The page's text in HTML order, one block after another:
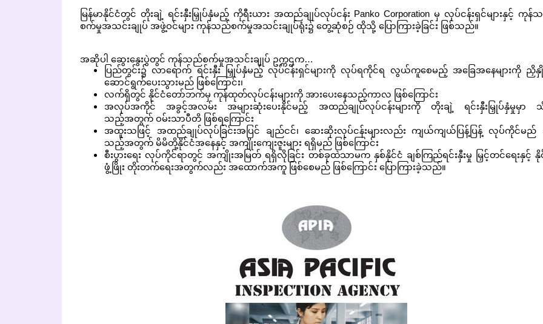
မြန်မာနိုင်ငံတွင် တိုးချဲ့ ရင်းနှီးမြှုပ်နှံမည့် ကိုရီးယား အထည်ချုပ်လုပ်ငန်း Panko Corporation မှ လုပ်ငန်းရှင်များနှင့် ကုန်
စက်မှုအသင်းချုပ် အဖွဲ့ဝင်များ ကုန်သည်စက်မှုအသင်းချုပ်ရုံး၌ တွေ့ဆုံစဉ် ထိုသို့ ပြောကြားခဲ့ခြင်း ဖြစ်သည်။
အဆိုပါ ဆွေးနွေးပွဲတွင် ကုန်သည်စက်မှုအသင်းချုပ် ဥက္ကဌက…
ပြည်တွင်း၌ လာရောက် ရင်းနှီး မြှုပ်နှံမည့် လုပ်ငန်းရှင်များကို လုပ်ရကိုင်ရ လွယ်ကူစေမည့် အခြေအနေများကို ညှိနှို
ဆောင်ရွက်ပေးသွားမည် ဖြစ်ကြောင်း၊
လက်ရှိတွင် နိုင်ငံတော်ဘက်မှ ကုန်ထုတ်လုပ်ငန်းများကို အားပေးနေသည့်ကာလ ဖြစ်ကြောင်း
အလုပ်အကိုင် အခွင့်အလမ်း အများဆုံးပေးနိုင်မည့် အထည်ချုပ်လုပ်ငန်းများကို တိုးချဲ့ ရင်းနှီးမြှုပ်နှံမှုမှာ
သည့်အတွက် ဝမ်းသာပီတိ ဖြစ်ရကြောင်း
အထူးသဖြင့် အထည်ချုပ်လုပ်ခြင်းအပြင် ချည်ငင်၊ ဆေးဆိုးလုပ်ငန်းများလည်း ကျယ်ကျယ်ပြန့်ပြန့် လုပ်ကိုင်မ
သည့်အတွက် မိမိတို့နိုင်ငံအနေနှင့် အကျိုးကျေးဇူးများ ရရှိမည် ဖြစ်ကြောင်း
စီးပွားရေး လုပ်ကိုင်ရာတွင် အကျိုးအမြတ် ရရှိလိုခြင်း တစ်ခုထဲသာမက နှစ်နိုင်ငံ ချစ်ကြည်ရင်းနှီးမှု မြှင့်တင်ရေးနှင့် နို
ဖွံ့ဖြိုး တိုးတက်ရေးအတွက်လည်း အထောက်အကူ ဖြစ်စေမည် ဖြစ်ကြောင်း ပြောကြားခဲ့သည်။